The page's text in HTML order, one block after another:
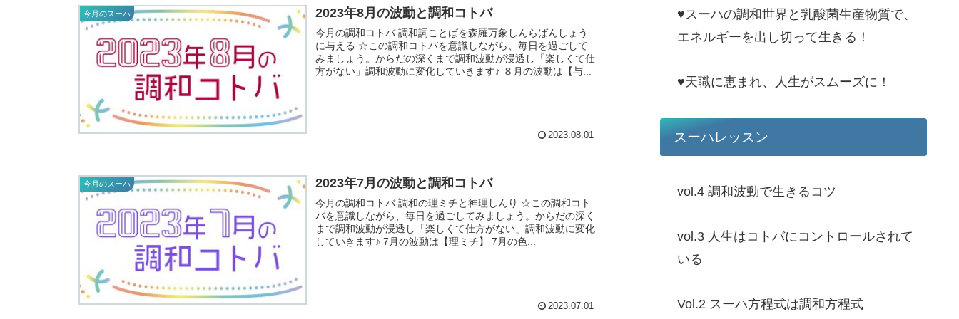
今月のスーハ 2023年8月の波動と調和コトバ
今月の調和コトバ 調和詞ことばを森羅万象しんらばんしょう
に与える ☆この調和コトバを意識しながら、毎日を過ごして
みましょう。からだの深くまで調和波動が浸透し「楽しくて仕
方がない」調和波動に変化していきます♪ ８月の波動は【与...
2023.08.01
今月のスーハ 2023年7月の波動と調和コトバ
今月の調和コトバ 調和の理ミチと神理しんり ☆この調和コト
バを意識しながら、毎日を過ごしてみましょう。からだの深く
まで調和波動が浸透し「楽しくて仕方がない」調和波動に変化
していきます♪ 7月の波動は【理ミチ】 7月の色...
2023.07.01
♥スーハの調和世界と乳酸菌生産物質で、
エネルギーを出し切って生きる！
♥天職に恵まれ、人生がスムーズに！
スーハレッスン
vol.4 調和波動で生きるコツ
vol.3 人生はコトバにコントロールされて
いる
Vol.2 スーハ方程式は調和方程式